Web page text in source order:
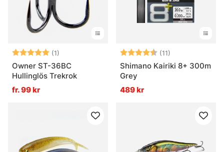
Betyg: (1)
5.0 utav 5 stjärnor
Owner ST-36BC
Hullinglös Trekrok
fr. 99 kr
Betyg: (11)
Shimano Kairiki 8+ 300m
Grey
489 kr